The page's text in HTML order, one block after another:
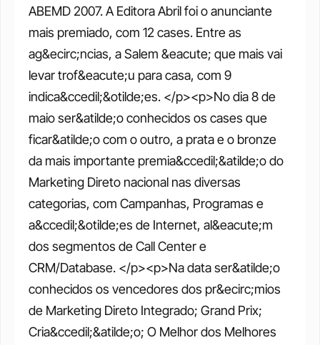
ABEMD 2007. A Editora Abril foi o anunciante
mais premiado, com 12 cases. Entre as
ag&ecirc;ncias, a Salem &eacute; que mais vai
levar trof&eacute;u para casa, com 9
indica&ccedil;&otilde;es. </p><p>No dia 8 de
maio ser&atilde;o conhecidos os cases que
ficar&atilde;o com o outro, a prata e o bronze
da mais importante premia&ccedil;&atilde;o do
Marketing Direto nacional nas diversas
categorias, com Campanhas, Programas e
a&ccedil;&otilde;es de Internet, al&eacute;m
dos segmentos de Call Center e
CRM/Database. </p><p>Na data ser&atilde;o
conhecidos os vencedores dos pr&ecirc;mios
de Marketing Direto Integrado; Grand Prix;
Cria&ccedil;&atilde;o; O Melhor dos Melhores